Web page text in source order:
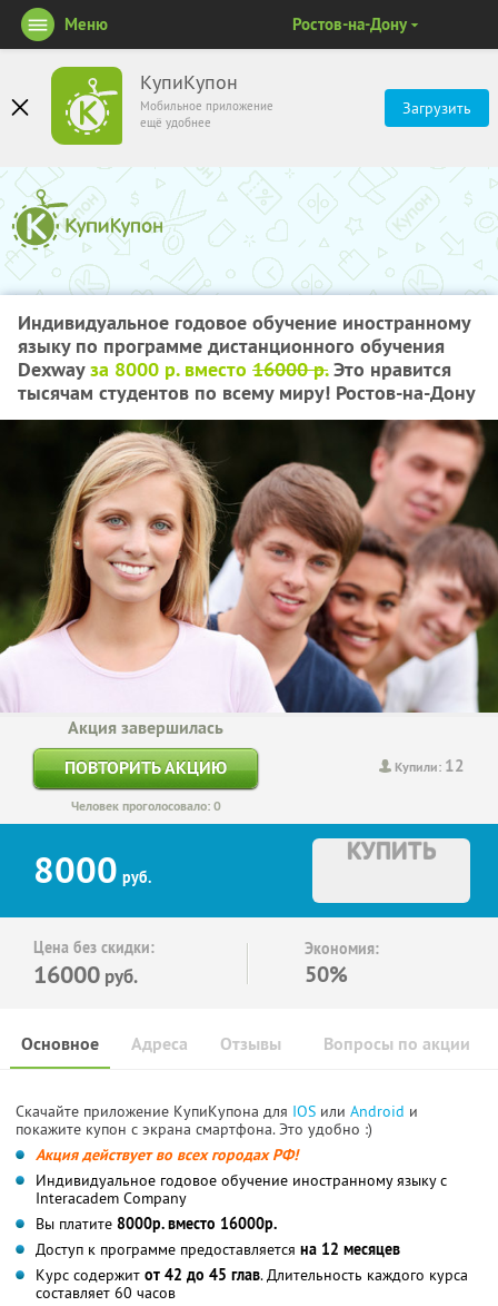
КупиКупон
Мобильное приложение
ещё удобнее
Загрузить
Меню Ростов-на-Дону
Индивидуальное годовое обучение иностранному
языку по программе дистанционного обучения
Dexwayза 8000 р. вместо 16000 р.Это нравится
тысячам студентов по всему миру! Ростов-на-Дону
Купили: 12
Акция завершилась
ПОВТОРИТЬ АКЦИЮ
Человек проголосовало: 0
8000 руб.
КУПИТЬ
Цена без скидки:
16000 руб.
Экономия:
50%
Основное Отзывы Вопросы по акции
Адреса
Скачайте приложение КупиКупона для IOS или Android и
покажите купон с экрана смартфона. Это удобно :)
Акция действует во всех городах РФ!
Индивидуальное годовое обучение иностранному языку с
Interacadem Company
Вы платите 8000р. вместо 16000р.
Доступ к программе предоставляется на 12 месяцев
Курс содержит от 42 до 45 глав. Длительность каждого курса
составляет 60 часов